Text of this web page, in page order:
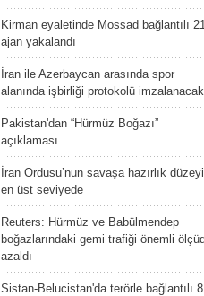
Kirman eyaletinde Mossad bağlantılı 21
ajan yakalandı
İran ile Azerbaycan arasında spor
alanında işbirliği protokolü imzalanacak
Pakistan'dan “Hürmüz Boğazı”
açıklaması
İran Ordusu’nun savaşa hazırlık düzeyi
en üst seviyede
Reuters: Hürmüz ve Babülmendep
boğazlarındaki gemi trafiği önemli
azaldı
Sistan-Belucistan'da terörle bağlantılı 8